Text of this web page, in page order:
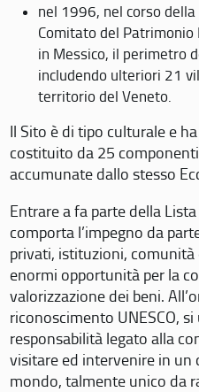
nel 1996, nel corso
Comitato del Patrimonio
in Messico, il perimetro
includendo ulteriori 21
territorio del Veneto.
Il Sito è di tipo culturale e
costituito da 25
accumunate dallo stesso
Entrare a fa parte della
comporta l’impegno da
privati, istituzioni, comunità
enormi opportunità per la
valorizzazione dei beni.
riconoscimento UNESCO,
responsabilità legato alla
visitare ed intervenire in
mondo, talmente unico da